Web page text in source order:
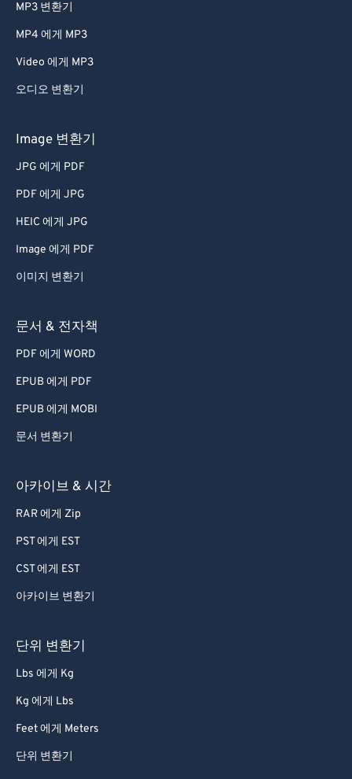
MP3 변환기
MP4 에게 MP3
Video 에게 MP3
오디오 변환기
Image 변환기
JPG 에게 PDF
PDF 에게 JPG
HEIC 에게 JPG
Image 에게 PDF
이미지 변환기
문서 & 전자책
PDF 에게 WORD
EPUB 에게 PDF
EPUB 에게 MOBI
문서 변환기
아카이브 & 시간
RAR 에게 Zip
PST 에게 EST
CST 에게 EST
아카이브 변환기
단위 변환기
Lbs 에게 Kg
Kg 에게 Lbs
Feet 에게 Meters
단위 변환기